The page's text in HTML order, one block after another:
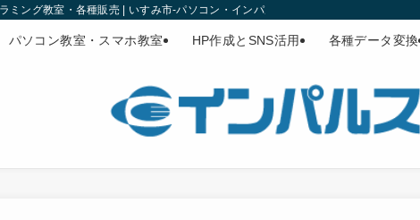
ング教室・各種販売 | いすみ市-パソコン・インパルス
パソコン教室・スマホ教室 HP作成とSNS活用 各種データ変換